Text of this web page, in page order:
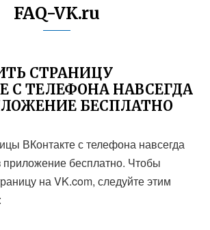
FAQ-VK.ru
СТРАНИЦУ
С ТЕЛЕФОНА НАВСЕГДА
БЕСПЛАТНО
ВКонтакте с телефона навсегда
приложение бесплатно. Чтобы
на VK.com, следуйте этим